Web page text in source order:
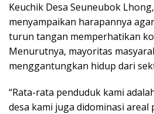
Keuchik Desa Seuneubok
menyampaikan harapannya
turun tangan memperhatikan
Menurutnya, mayoritas
menggantungkan hidup dari
“Rata-rata penduduk kami
desa kami juga didominasi areal